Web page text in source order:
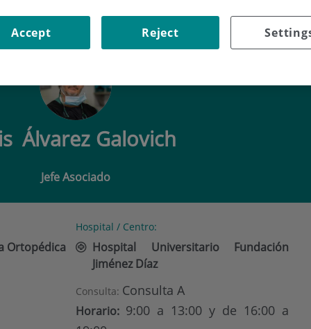
GALOVICH
Álvarez Galovich
Jefe Asociado
Ortopédica
Hospital / Centro:
Hospital Universitario Fundación
Jiménez Díaz
Consulta: Consulta A
Horario: 9:00 a 13:00 y de 16:00 a
Reject
Accept